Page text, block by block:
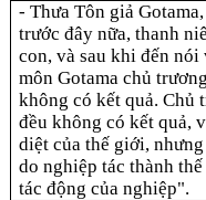
- Thưa Tôn giả
trước đây nữa, thanh
con, và sau khi đến nói
môn Gotama chủ
không có kết quả. Chủ
đều không có kết quả,
diệt của thế giới,
do nghiệp tác thành
tác động của nghiệp".